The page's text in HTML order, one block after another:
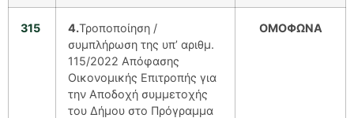
315 4.Τροποποίηση /
συμπλήρωση της υπ’ αριθμ.
115/2022 Απόφασης
Οικονομικής Επιτροπής για
την Αποδοχή συμμετοχής
του Δήμου στο Πρόγραμμα
ΟΜΟΦΩΝΑ